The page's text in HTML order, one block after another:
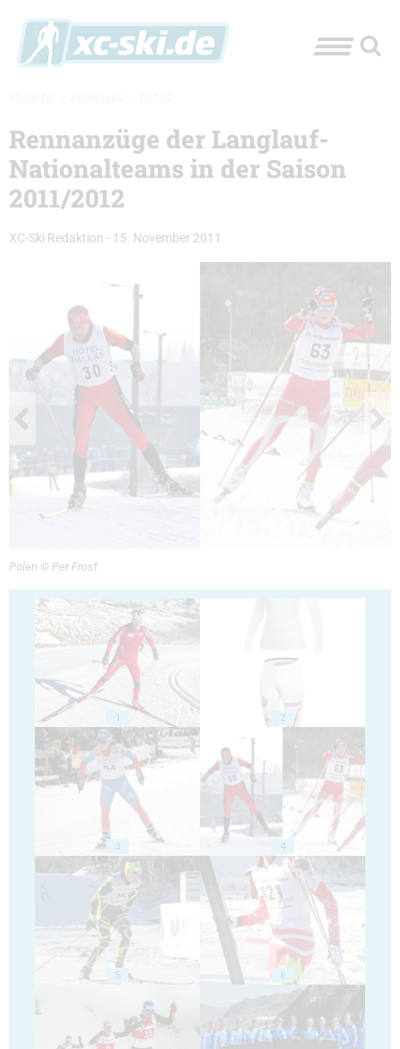
Rennanzüge der Langlauf-
Nationalteams in der Saison
2011/2012
XC-Ski Redaktion - 15. November 2011
Polen © Per Frost
1 2
3 4
5 6